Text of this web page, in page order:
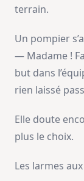
terrain.
Un pompier
— Madame !
but dans
rien laissé
Elle doute
plus le choix.
Les larmes